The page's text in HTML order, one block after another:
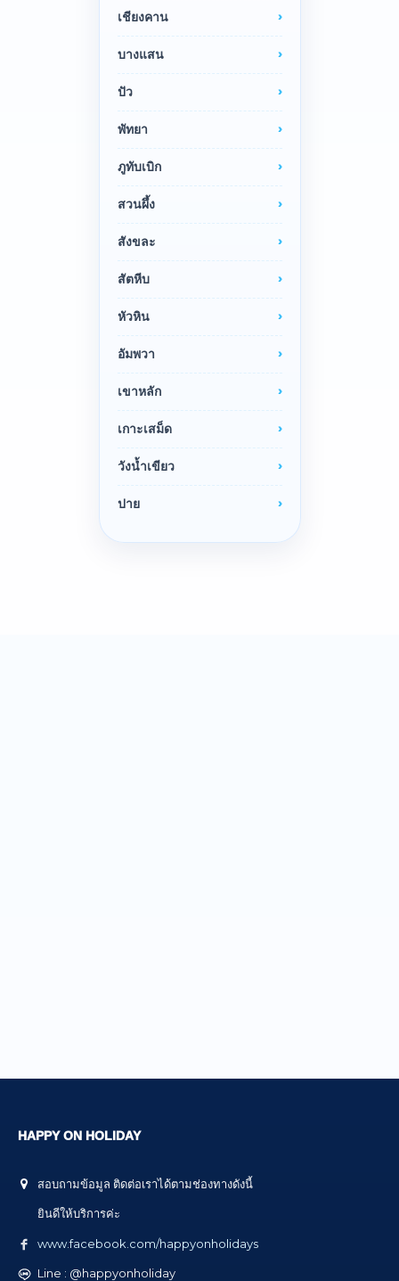
เชียงคาน
บางแสน
ปัว
พัทยา
ภูทับเบิก
สวนผึ้ง
สังขละ
สัตหีบ
หัวหิน
อัมพวา
เขาหลัก
เกาะเสม็ด
วังน้ำเขียว
ปาย
HAPPY ON HOLIDAY
สอบถามข้อมูล ติดต่อเราได้ตามช่องทางดังนี้
ยินดีให้บริการค่ะ
www.facebook.com/happyonholidays
Line : @happyonholiday